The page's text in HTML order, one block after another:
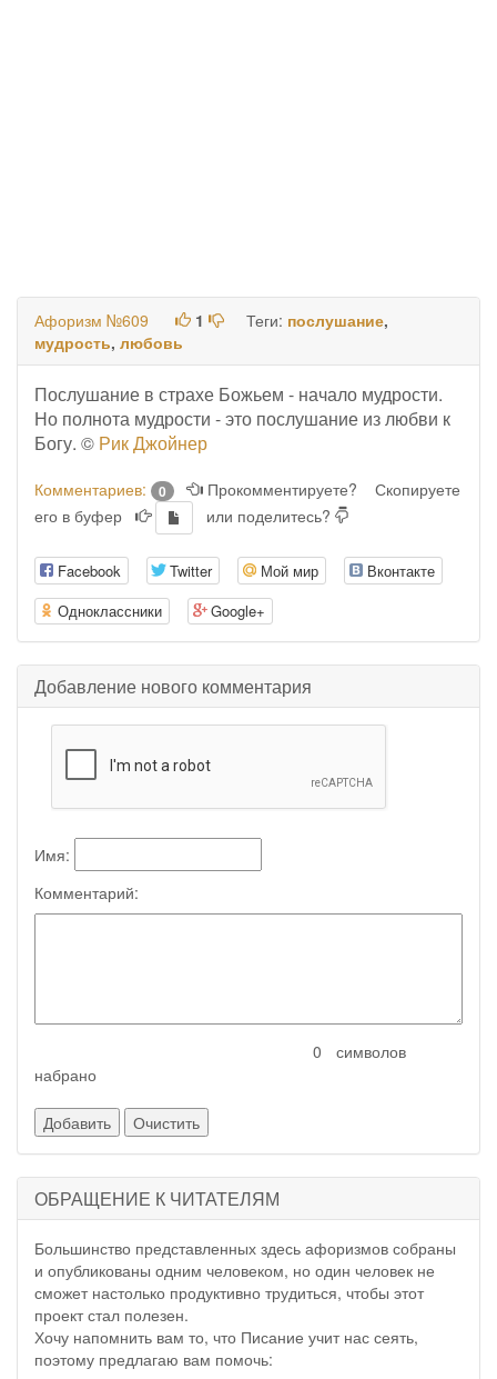
Афоризм №609 1 Теги: послушание,
мудрость, любовь
Послушание в страхе Божьем - начало мудрости.
Но полнота мудрости - это послушание из любви к
Богу. © Рик Джойнер
Комментариев: 0 Прокомментируете?
Скопируете
его в буфер
или поделитесь?
Facebook Twitter Мой мир
Вконтакте
Одноклассники
Google+
Добавление нового комментария
Имя:
Комментарий:
символов
набрано
ОБРАЩЕНИЕ К ЧИТАТЕЛЯМ
Большинство представленных здесь афоризмов собраны
и опубликованы одним человеком, но один человек не
сможет настолько продуктивно трудиться, чтобы этот
проект стал полезен.
Хочу напомнить вам то, что Писание учит нас сеять,
поэтому предлагаю вам помочь: